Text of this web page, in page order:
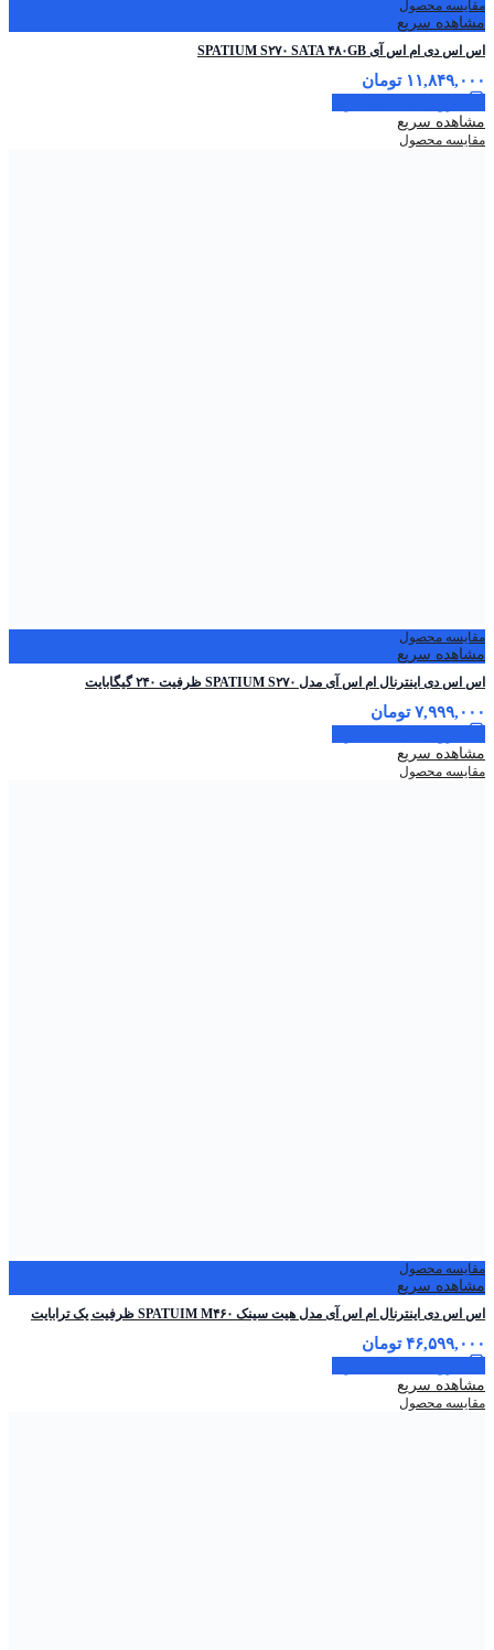
مقایسه محصول
مشاهده سریع
اس اس دی ام اس آی SPATIUM S۲۷۰ SATA ۴۸۰GB
۱۱,۸۴۹,۰۰۰ تومان
مشاهده سریع
مقایسه محصول
مقایسه محصول
مشاهده سریع
اس اس دی اینترنال ام اس آی مدل SPATIUM S۲۷۰ ظرفیت ۲۴۰ گیگابایت
۷,۹۹۹,۰۰۰ تومان
مشاهده سریع
مقایسه محصول
مقایسه محصول
مشاهده سریع
اس اس دی اینترنال ام اس آی مدل هیت سینک SPATUIM M۴۶۰ ظرفیت یک ترابایت
۴۶,۵۹۹,۰۰۰ تومان
مشاهده سریع
مقایسه محصول